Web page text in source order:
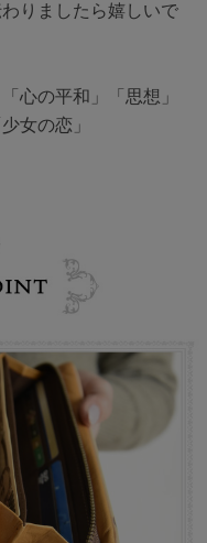
りましたら嬉しいで
心の平和」「思想」
女の恋」